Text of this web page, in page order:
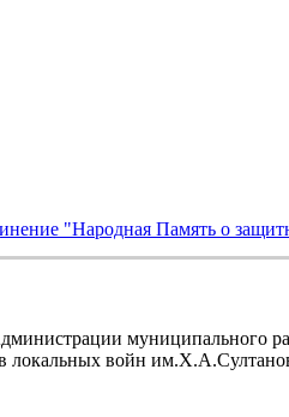
"Народная Память о
муниципального
локальных войн